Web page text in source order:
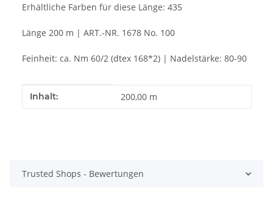
Erhältliche Farben für diese Länge: 435
Länge 200 m | ART.-NR. 1678 No. 100
Feinheit: ca. Nm 60/2 (dtex 168*2) | Nadelstärke: 80-90
Produkteigenschaft
Wert
Inhalt: 200,00 m
Trusted Shops - Bewertungen